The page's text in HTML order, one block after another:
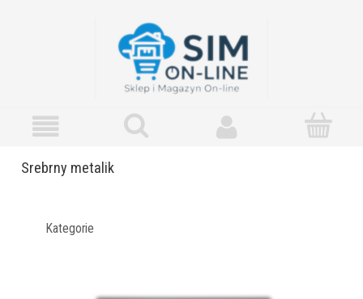
Srebrny metalik
Kategorie